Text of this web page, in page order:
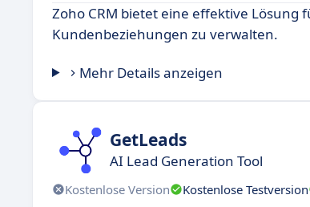
Zoho CRM bietet eine effektive Lösung
Kundenbeziehungen zu verwalten.
Mehr Details anzeigen
GetLeads
AI Lead Generation Tool
Kostenlose Version Kostenlose Testversion